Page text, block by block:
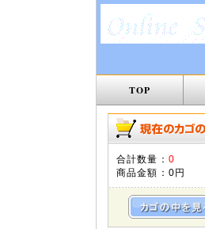
TOP
合計数量： 0
商品金額： 0円